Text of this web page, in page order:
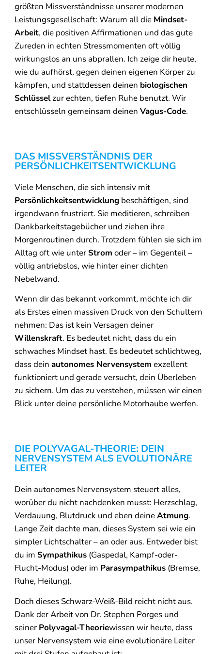
größten Missverständnisse unserer modernen
Leistungsgesellschaft: Warum all die Mindset-
Arbeit, die positiven Affirmationen und das gute
Zureden in echten Stressmomenten oft völlig
wirkungslos an uns abprallen. Ich zeige dir heute,
wie du aufhörst, gegen deinen eigenen Körper zu
kämpfen, und stattdessen deinen biologischen
Schlüsselzur echten, tiefen Ruhe benutzt. Wir
entschlüsseln gemeinsam deinen Vagus-Code.
DAS MISSVERSTÄNDNIS DER
PERSÖNLICHKEITSENTWICKLUNG
Viele Menschen, die sich intensiv mit
Persönlichkeitsentwicklung beschäftigen, sind
irgendwann frustriert. Sie meditieren, schreiben
Dankbarkeitstagebücher und ziehen ihre
Morgenroutinen durch. Trotzdem fühlen sie sich im
Alltag oft wie unter Strom oder – im Gegenteil –
völlig antriebslos, wie hinter einer dichten
Nebelwand.
Wenn dir das bekannt vorkommt, möchte ich dir
als Erstes einen massiven Druck von den Schultern
nehmen: Das ist kein Versagen deiner
Willenskraft. Es bedeutet nicht, dass du ein
schwaches Mindset hast. Es bedeutet schlichtweg,
dass dein autonomes Nervensystem exzellent
funktioniert und gerade versucht, dein Überleben
zu sichern. Um das zu verstehen, müssen wir einen
Blick unter deine persönliche Motorhaube werfen.
DIE POLYVAGAL-THEORIE: DEIN
NERVENSYSTEM ALS EVOLUTIONÄRE
LEITER
Dein autonomes Nervensystem steuert alles,
worüber du nicht nachdenken musst: Herzschlag,
Verdauung, Blutdruck und eben deineAtmung.
Lange Zeit dachte man, dieses System sei wie ein
simpler Lichtschalter – an oder aus. Entweder bist
du im Sympathikus (Gaspedal, Kampf-oder-
Flucht-Modus) oder im Parasympathikus (Bremse,
Ruhe, Heilung).
Doch dieses Schwarz-Weiß-Bild reicht nicht aus.
Dank der Arbeit von Dr. Stephen Porges und
seiner Polyvagal-Theoriewissen wir heute, dass
unser Nervensystem wie eine evolutionäre Leiter